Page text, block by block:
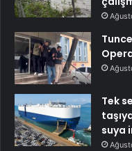
Tek
suya